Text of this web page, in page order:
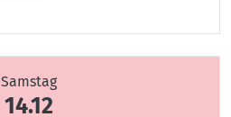
Samstag
14.12